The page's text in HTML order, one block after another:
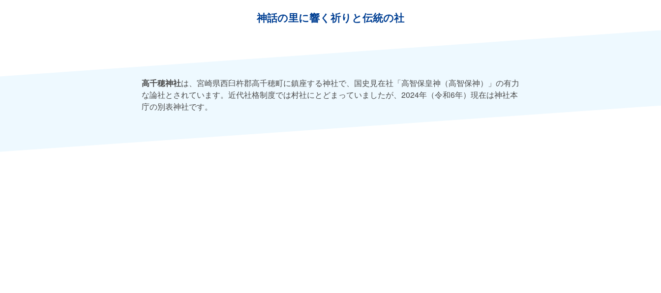
神話の里に響く祈りと伝統の社
高千穂神社は、宮崎県西臼杵郡高千穂町に鎮座する神社で、国史見在社「高智保皇神（高智保神）」の有力
な論社とされています。近代社格制度では村社にとどまっていましたが、2024年（令和6年）現在は神社本
庁の別表神社です。